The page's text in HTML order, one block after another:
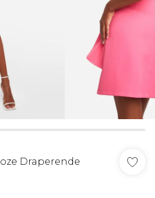
Draperende